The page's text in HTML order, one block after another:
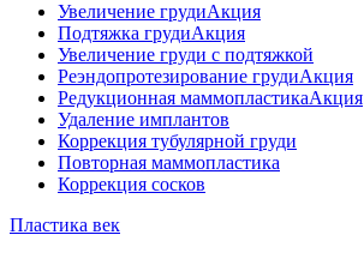
Увеличение грудиАкция
Подтяжка грудиАкция
Увеличение груди с подтяжкой
Реэндопротезирование грудиАкция
Редукционная маммопластикаАкция
Удаление имплантов
Коррекция тубулярной груди
Повторная маммопластика
Коррекция сосков
Пластика век